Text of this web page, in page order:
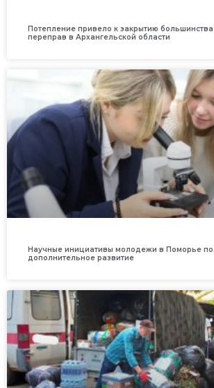
Потепление привело к закрытию
переправ в Архангельской области
Научные инициативы молодежи в Поморье
дополнительное развитие